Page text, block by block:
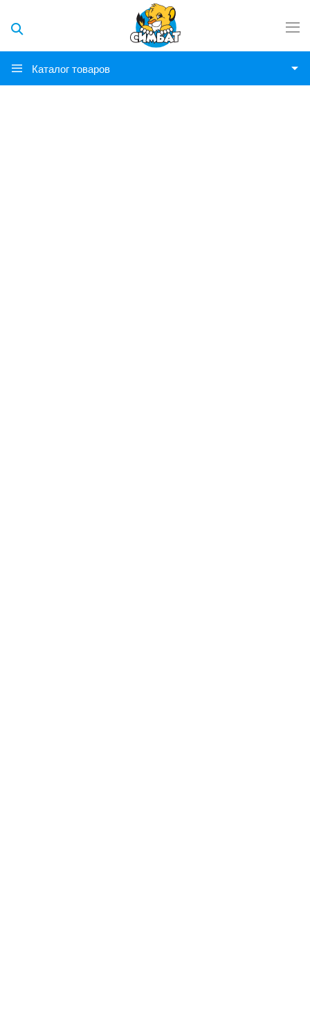
Каталог товаров